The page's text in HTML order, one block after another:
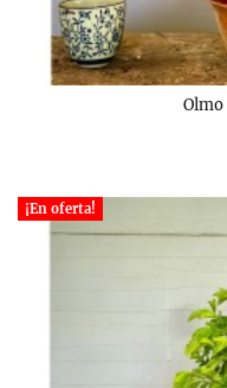
Olmo
¡En oferta!